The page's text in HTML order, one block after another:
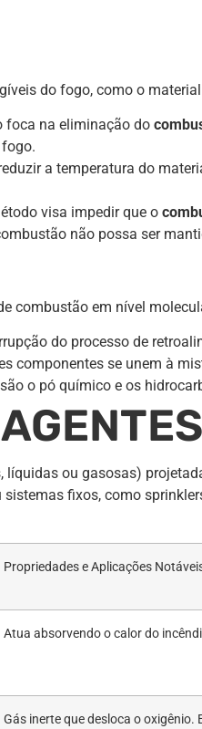
do fogo, como o
foca na eliminação do
a temperatura do
visa impedir que o
não possa ser
combustão em nível
do processo de
componentes se unem à
o pó químico e os
ou gasosas)
fixos, como
Propriedades e Aplicações
Atua absorvendo o calor do
Gás inerte que desloca o